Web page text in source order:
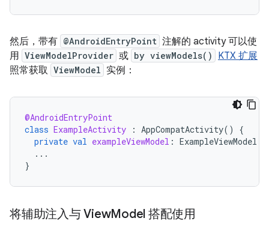
然后，带有 @AndroidEntryPoint 注解的 activity 可以使
用 ViewModelProvider 或 by viewModels()
KTX 扩展
照常获取 ViewModel 实例：
@AndroidEntryPoint
class ExampleActivity : AppCompatActivity()
{
private val exampleViewModel : ExampleViewModel
...
}
将辅助注入与 ViewModel 搭配使用